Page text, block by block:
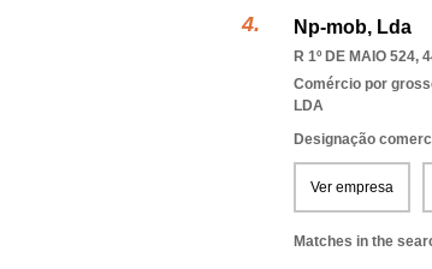
Np-mob, Lda
R 1º DE MAIO 524,
Comércio por
LDA
Designação
Ver empresa
Matches in the